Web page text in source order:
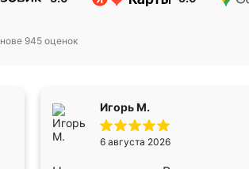
945 оценок
Игорь М.
6 августа 2026